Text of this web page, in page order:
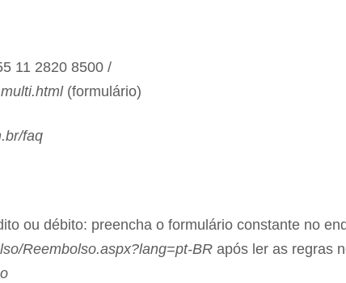
11 2820 8500 /
(formulário)
faq
ou débito: preencha o formulário constante no
Reembolso.aspx?lang=pt-BR após ler as regras